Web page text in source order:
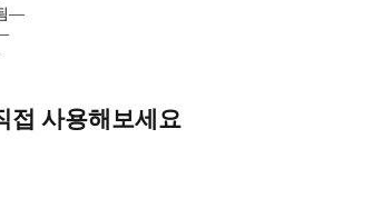
—
접 사용해보세요